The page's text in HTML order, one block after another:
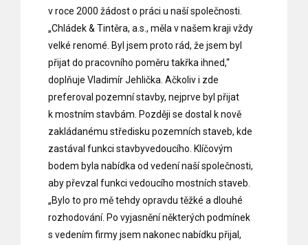
v roce 2000 žádost o práci u naší společnosti.
„Chládek & Tintěra, a.s., měla v našem kraji vždy
velké renomé. Byl jsem proto rád, že jsem byl
přijat do pracovního poměru takřka ihned,“
doplňuje Vladimír Jehlička. Ačkoliv i zde
preferoval pozemní stavby, nejprve byl přijat
k mostním stavbám. Později se dostal k nově
zakládanému středisku pozemních staveb, kde
zastával funkci stavbyvedoucího. Klíčovým
bodem byla nabídka od vedení naší společnosti,
aby převzal funkci vedoucího mostních staveb.
„Bylo to pro mě tehdy opravdu těžké a dlouhé
rozhodování. Po vyjasnění některých podmínek
s vedením firmy jsem nakonec nabídku přijal,